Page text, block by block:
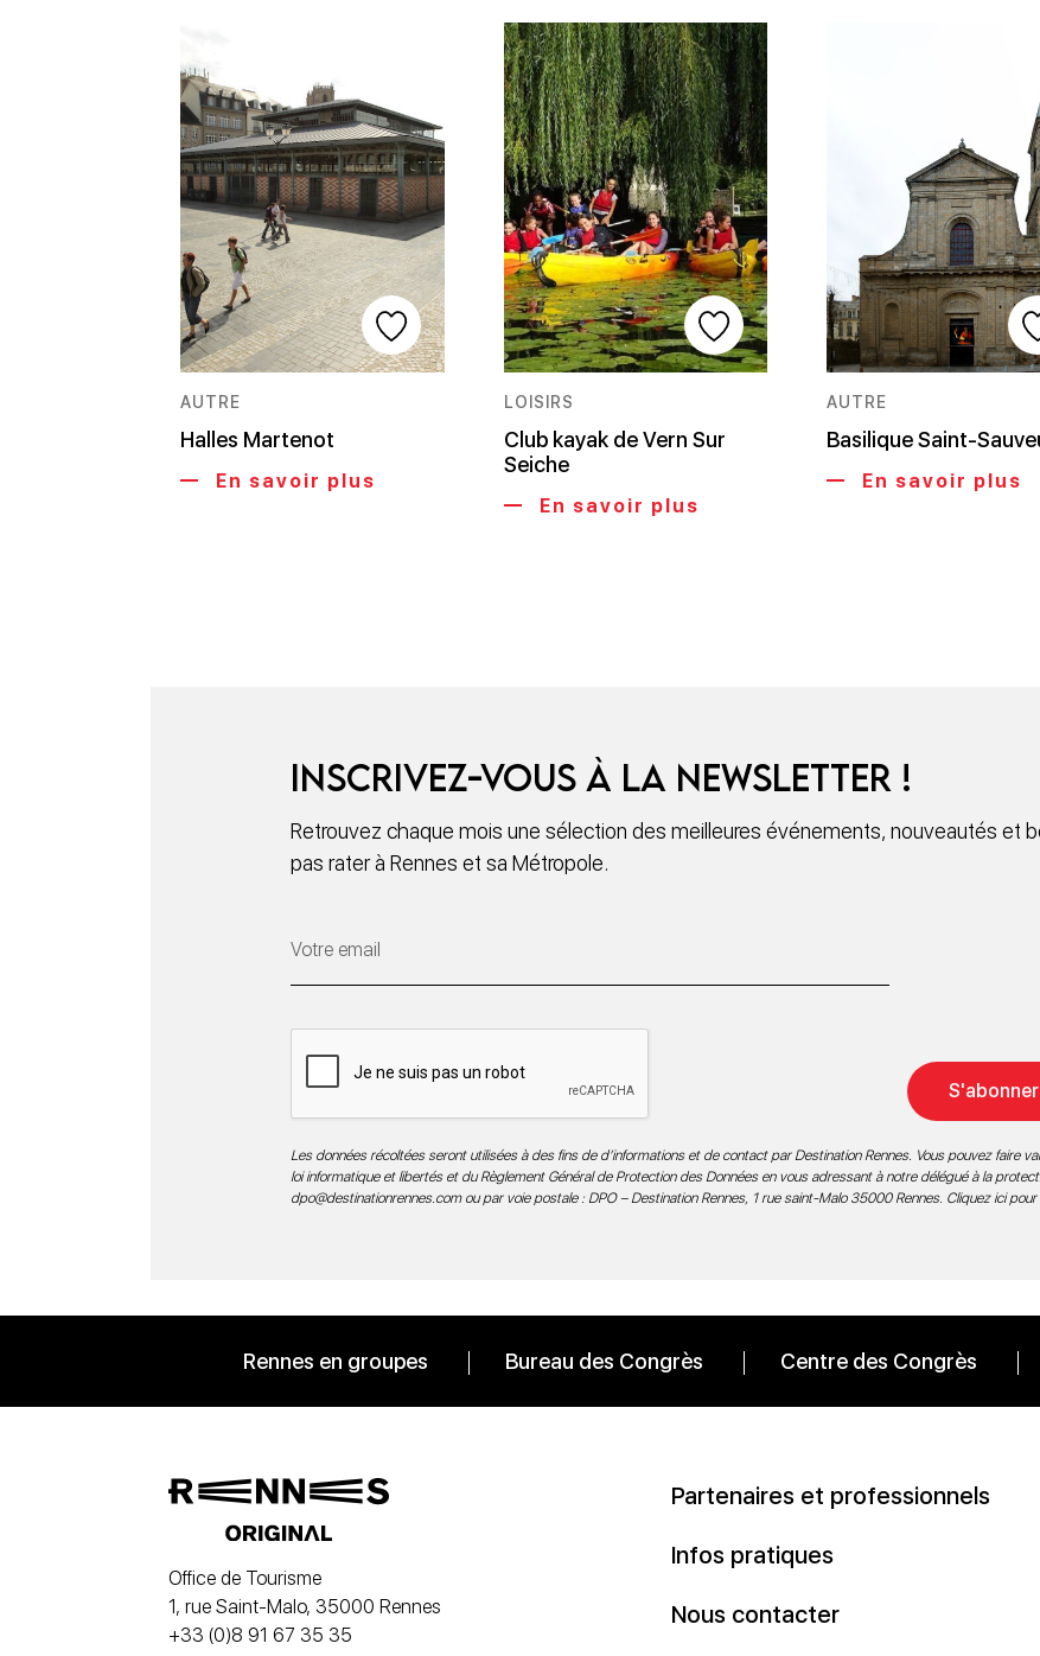
AUTRE
Halles Martenot
En savoir plus
LOISIRS
Club kayak de Vern Sur
Seiche
En savoir plus
AUTRE
Basilique Saint-
En savoir plus
Inscrivez-vous à la newsletter !
Retrouvez chaque mois une sélection des meilleures événements, nouveautés et
pas rater à Rennes et sa Métropole.
S'abonner
Les données récoltées seront utilisées à des fins de d’informations et de contact par Destination Rennes. Vous pouvez faire
loi informatique et libertés et du Règlement Général de Protection des Données en vous adressant à notre délégué à la
dpo@destinationrennes.comou par voie postale : DPO – Destination Rennes, 1 rue saint-Malo 35000 Rennes. Cliquez ici
Rennes en groupes Bureau des Congrès Centre des Congrès
Office de Tourisme
1, rue Saint-Malo, 35000 Rennes
+33 (0)8 91 67 35 35
Partenaires et professionnels
Infos pratiques
Nous contacter